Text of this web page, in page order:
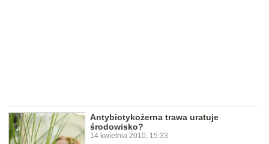
Antybiotykożerna trawa uratuje
środowisko?
14 kwietnia 2010, 15:33